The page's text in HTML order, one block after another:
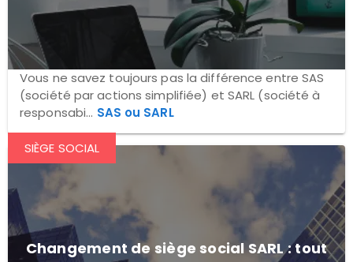
Vous ne savez toujours pas la différence entre SAS
(société par actions simplifiée) et SARL (société à
responsabi... SAS ou SARL
Changement de siège social SARL : tout
SIÈGE SOCIAL